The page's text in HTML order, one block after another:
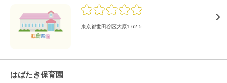
東京都世田谷区大原1-62-5
はばたき保育園